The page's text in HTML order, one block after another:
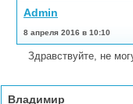
Admin
8 апреля 2016 в 10:10
Здравствуйте, не
Владимир